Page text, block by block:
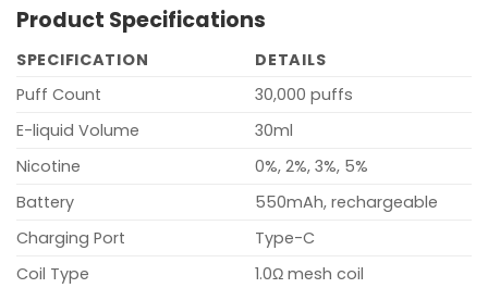
Product Specifications
SPECIFICATION
DETAILS
Puff Count
30,000 puffs
E-liquid Volume
30ml
Nicotine
0%, 2%, 3%, 5%
Battery
550mAh, rechargeable
Charging Port
Type-C
Coil Type
1.0Ω mesh coil